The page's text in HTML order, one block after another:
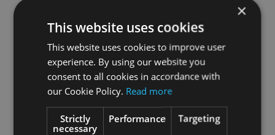
×
This website uses cookies
This website uses cookies to improve user
experience. By using our website you
consent to all cookies in accordance with
our Cookie Policy. Read more
Strictly
necessary
Performance Targeting